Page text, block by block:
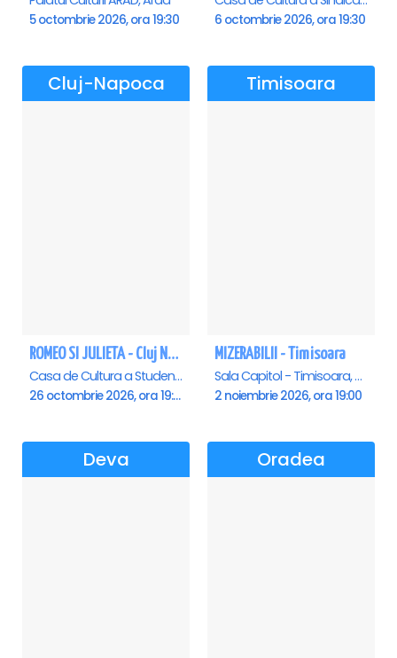
5 octombrie 2026, ora 19:30 6 octombrie 2026, ora 19:30
Cluj-Napoca
ROMEO SI JULIETA - Cluj Napoca
Casa de Cultura a Studentilor Dumitru Farcas, Cluj-Napoca
26 octombrie 2026, ora 19:00
Timisoara
MIZERABILII - Timisoara
Sala Capitol - Timisoara, Timisoara
2 noiembrie 2026, ora 19:00
Deva Oradea